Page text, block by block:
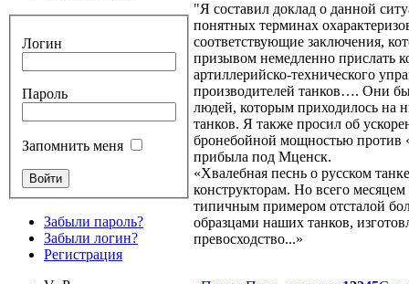
Логин
Пароль
Запомнить меня
Забыли пароль?
Забыли логин?
Регистрация
"Я составил доклад о данной
понятных терминах
соответствующие заключения,
призывом немедленно прислать
артиллерийско-технического
производителей танков…. Они
людей, которым приходилось на
танков. Я также просил об
бронебойной мощностью против
прибыла под Мценск.
«Хвалебная песнь о русском
конструкторам. Но всего
типичным примером отсталой
образцами наших танков,
превосходство...»